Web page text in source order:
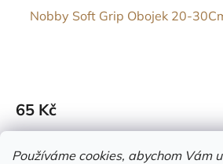
Používáme cookies, abychom Vám
Nobby Soft Grip Obojek 20-
65 Kč
Nastavitelná velikost.